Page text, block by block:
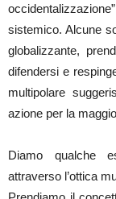
sistemico. Alcune
globalizzante,
difendersi e
multipolare
azione per la
Diamo qualche
attraverso l’ottica